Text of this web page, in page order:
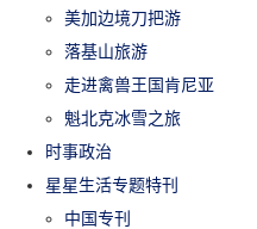
美加边境刀把游
落基山旅游
走进禽兽王国肯尼亚
魁北克冰雪之旅
时事政治
星星生活专题特刊
中国专刊